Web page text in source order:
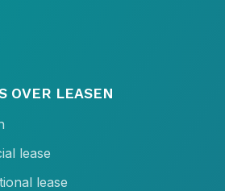
OVER LEASEN
lease
lease